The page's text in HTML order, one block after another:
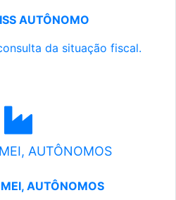
AUTÔNOMO
da situação fiscal.
AUTÔNOMOS
AUTÔNOMOS